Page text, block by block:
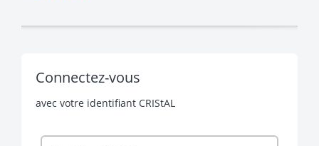
Connectez-vous
avec votre identifiant CRIStAL